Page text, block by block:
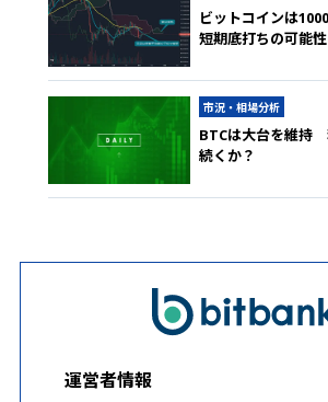
ビットコインは
短期底打ちの可能
市況・相場分析
BTCは大台を維持
続くか？
運営者情報